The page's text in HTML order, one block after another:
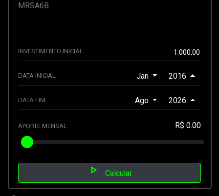
MRSA6B
INVESTIMENTO INICIAL
DATA INICIAL 2016
Jan
DATA FIM 2026
Ago
APORTE MENSAL R$ 0.00
play_arrow Calcular